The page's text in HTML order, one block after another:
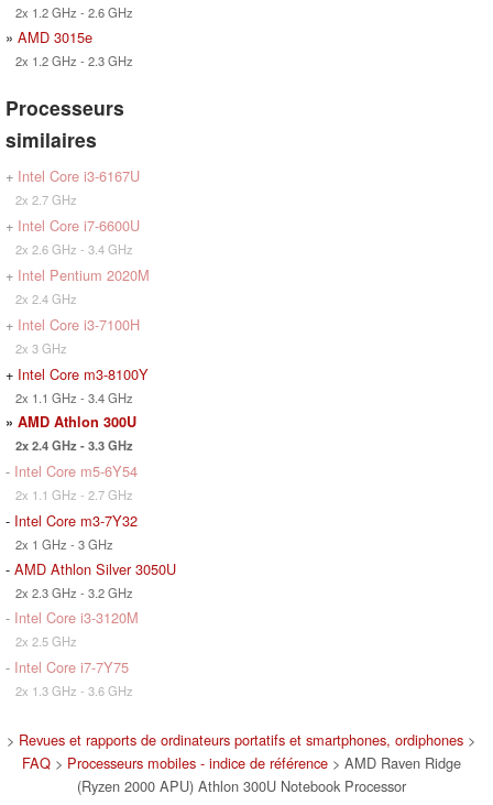
2x 1.2 GHz - 2.6 GHz
» AMD 3015e
2x 1.2 GHz - 2.3 GHz
Processeurs
similaires
+ Intel Core i3-6167U
2x 2.7 GHz
+ Intel Core i7-6600U
2x 2.6 GHz - 3.4 GHz
+ Intel Pentium 2020M
2x 2.4 GHz
+ Intel Core i3-7100H
2x 3 GHz
+ Intel Core m3-8100Y
2x 1.1 GHz - 3.4 GHz
» AMD Athlon 300U
2x 2.4 GHz - 3.3 GHz
- Intel Core m5-6Y54
2x 1.1 GHz - 2.7 GHz
- Intel Core m3-7Y32
2x 1 GHz - 3 GHz
- AMD Athlon Silver 3050U
2x 2.3 GHz - 3.2 GHz
- Intel Core i3-3120M
2x 2.5 GHz
- Intel Core i7-7Y75
2x 1.3 GHz - 3.6 GHz
> Revues et rapports de ordinateurs portatifs et smartphones, ordiphones >
FAQ> Processeurs mobiles - indice de référence> AMD Raven Ridge
(Ryzen 2000 APU) Athlon 300U Notebook Processor